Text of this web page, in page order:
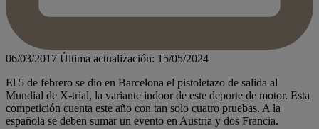
06/03/2017 Última actualización: 15/05/2024
El 5 de febrero se dio en Barcelona el pistoletazo de salida al
Mundial de X-trial, la variante indoor de este deporte de motor. Esta
competición cuenta este año con tan solo cuatro pruebas. A la
española se deben sumar un evento en Austria y dos Francia.